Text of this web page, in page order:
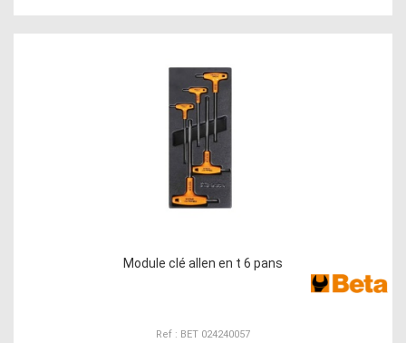
Module clé allen en t 6 pans
Ref : BET 024240057